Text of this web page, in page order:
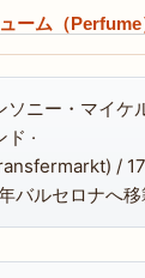
ューム（
ソニー・マイケ
·
/
バルセロナへ